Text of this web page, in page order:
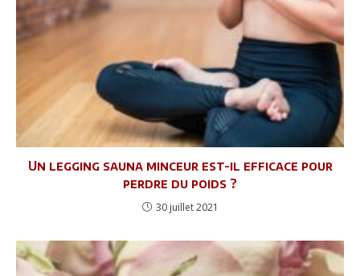
Un legging sauna minceur est-il efficace pour
perdre du poids ?
30 juillet 2021